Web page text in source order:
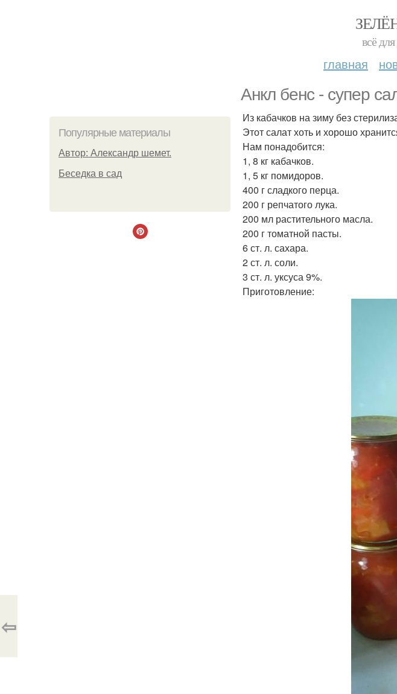
всё
главная
Анкл бенс - супер
Популярные материалы
Автор: Александр шемет.
Беседка в сад
Из кабачков на зиму без
Этот салат хоть и хорошо
Нам понадобится:
1, 8 кг кабачков.
1, 5 кг помидоров.
400 г сладкого перца.
200 г репчатого лука.
200 мл растительного масла.
200 г томатной пасты.
6 ст. л. сахара.
2 ст. л. соли.
3 ст. л. уксуса 9%.
Приготовление:
⇦